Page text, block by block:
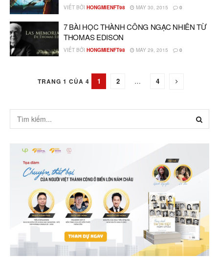
VIẾT BỞI HONGMIENFT98 MAY 30, 2015 0
7 BÀI HỌC THÀNH CÔNG NGẠC NHIÊN TỪ
THOMAS EDISON
VIẾT BỞI HONGMIENFT98 MAY 29, 2015 0
TRANG 1 CỦA 4 1 2 … 4